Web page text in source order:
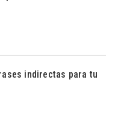
indirectas para tu